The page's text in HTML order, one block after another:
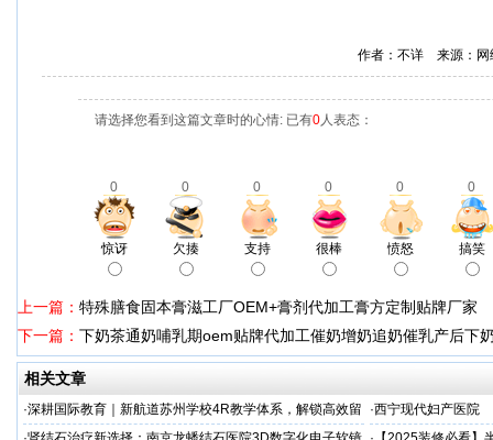
作者：不详 来源：
请选择您看到这篇文章时的心情: 已有0人表态：
0 0 0 0 0 0
惊讶 欠揍 支持 很棒 愤怒 搞笑
上一篇： 特殊膳食固本膏滋工厂OEM+膏剂代加工膏方定制贴牌厂家
下一篇： 下奶茶通奶哺乳期oem贴牌代加工催奶增奶追奶催乳产后下
相关文章
·深耕国际教育｜新航道苏州学校4R教学体系，解锁高效留
学备考之路
·西宁现代妇产医院